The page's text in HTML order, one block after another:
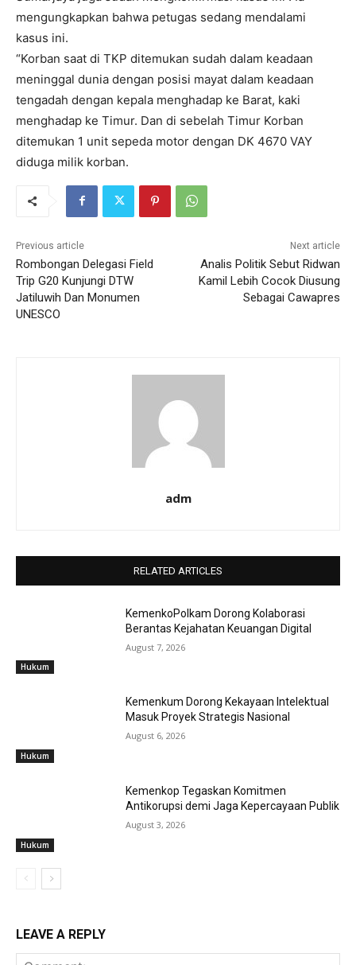
mengungkapkan bahwa petugas sedang mendalami
kasus ini.
“Korban saat di TKP ditemukan sudah dalam keadaan
meninggal dunia dengan posisi mayat dalam keadaan
tengadah dengan kepala menghadap ke Barat, kaki
menghadap ke Timur. Dan di sebelah Timur Korban
ditemukan 1 unit sepeda motor dengan DK 4670 VAY
diduga milik korban.
Previous article
Rombongan Delegasi Field
Trip G20 Kunjungi DTW
Jatiluwih Dan Monumen
UNESCO
Next article
Analis Politik Sebut Ridwan
Kamil Lebih Cocok Diusung
Sebagai Cawapres
adm
RELATED ARTICLES
Hukum
KemenkoPolkam Dorong Kolaborasi
Berantas Kejahatan Keuangan Digital
August 7, 2026
Hukum
Kemenkum Dorong Kekayaan Intelektual
Masuk Proyek Strategis Nasional
August 6, 2026
Hukum
Kemenkop Tegaskan Komitmen
Antikorupsi demi Jaga Kepercayaan Publik
August 3, 2026
LEAVE A REPLY